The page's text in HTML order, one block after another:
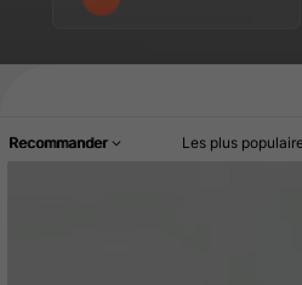
Recommander Les plus